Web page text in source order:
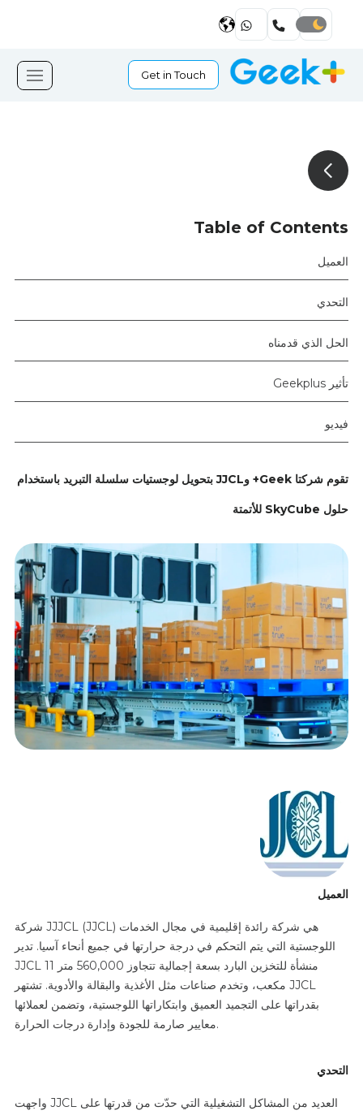
Get in Touch
Table of Contents
العميل
التحدي
الحل الذي قدمناه
تأثير Geekplus
فيديو
تقوم شركتا Geek+ وJJCL بتحويل لوجستيات سلسلة التبريد باستخدام
حلول SkyCube للأتمتة
العميل
شركة JJJCL (JJCL) هي شركة رائدة إقليمية في مجال الخدمات
اللوجستية التي يتم التحكم في درجة حرارتها في جميع أنحاء آسيا. تدير
JJCL 11 منشأة للتخزين البارد بسعة إجمالية تتجاوز 560,000 متر
مكعب، وتخدم صناعات مثل الأغذية والبقالة والأدوية. تشتهر JJCL
بقدراتها على التجميد العميق وابتكاراتها اللوجستية، وتضمن لعملائها
معايير صارمة للجودة وإدارة درجات الحرارة.
التحدي
واجهت JJCL العديد من المشاكل التشغيلية التي حدّت من قدرتها على